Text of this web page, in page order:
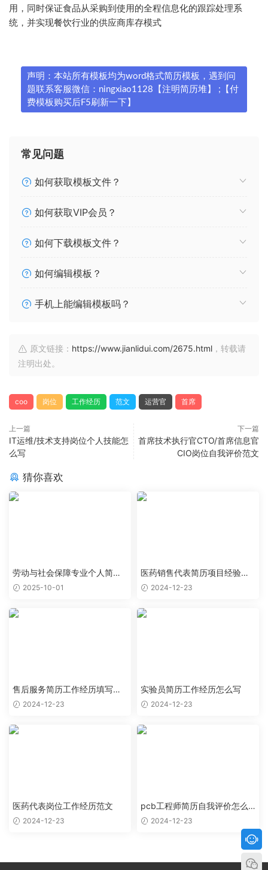
用，同时保证食品从采购到使用的全程信息化的跟踪处理系
统，并实现餐饮行业的供应商库存模式
声明：本站所有模板均为word格式简历模板，遇到问
题联系客服微信：ningxiao1128【注明简历堆】 ;【付
费模板购买后F5刷新一下】
常见问题
如何获取模板文件？
如何获取VIP会员？
如何下载模板文件？
如何编辑模板？
手机上能编辑模板吗？
原文链接： https://www.jianlidui.com/2675.html ，转载请
注明出处。
coo 岗位 工作经历 范文 运营官 首席
上一篇
IT运维/技术支持岗位个人技能怎
么写
下一篇
首席技术执行官CTO/首席信息官
CIO岗位自我评价范文
猜你喜欢
劳动与社会保障专业个人简历
范文2025-10-01
医药销售代表简历项目经验怎
么写2024-12-23
售后服务简历工作经历填写样
本 2024-12-23
实验员简历工作经历怎么写
2024-12-23
医药代表岗位工作经历范文
2024-12-23
pcb工程师简历自我评价怎么
写 2024-12-23